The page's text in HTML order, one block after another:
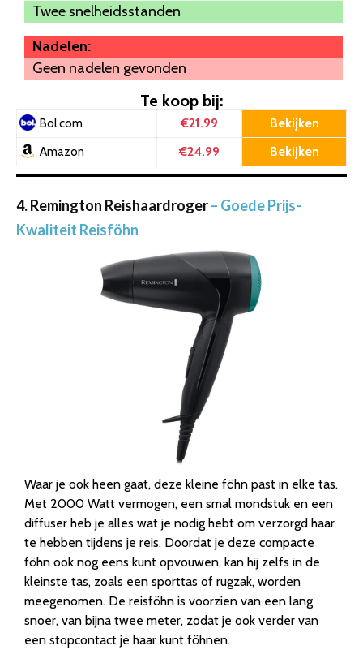
Twee snelheidsstanden
Nadelen:
Geen nadelen gevonden
Te koop bij:
Bol.com €21.99 Bekijken
Amazon €24.99 Bekijken
4. Remington Reishaardroger– Goede Prijs-
Kwaliteit Reisföhn
Waar je ook heen gaat, deze kleine föhn past in elke tas.
Met 2000 Watt vermogen, een smal mondstuk en een
diffuser heb je alles wat je nodig hebt om verzorgd haar
te hebben tijdens je reis. Doordat je deze compacte
föhn ook nog eens kunt opvouwen, kan hij zelfs in de
kleinste tas, zoals een sporttas of rugzak, worden
meegenomen. De reisföhn is voorzien van een lang
snoer, van bijna twee meter, zodat je ook verder van
een stopcontact je haar kunt föhnen.